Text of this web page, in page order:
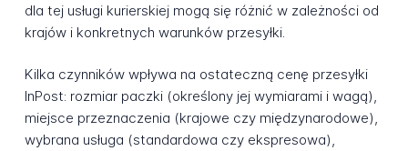
dla tej usługi kurierskiej mogą się różnić w zależności od
krajów i konkretnych warunków przesyłki.
Kilka czynników wpływa na ostateczną cenę przesyłki
InPost: rozmiar paczki (określony jej wymiarami i wagą),
miejsce przeznaczenia (krajowe czy międzynarodowe),
wybrana usługa (standardowa czy ekspresowa),